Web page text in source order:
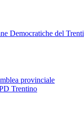
Democratiche del Trenti
provinciale
Trentino